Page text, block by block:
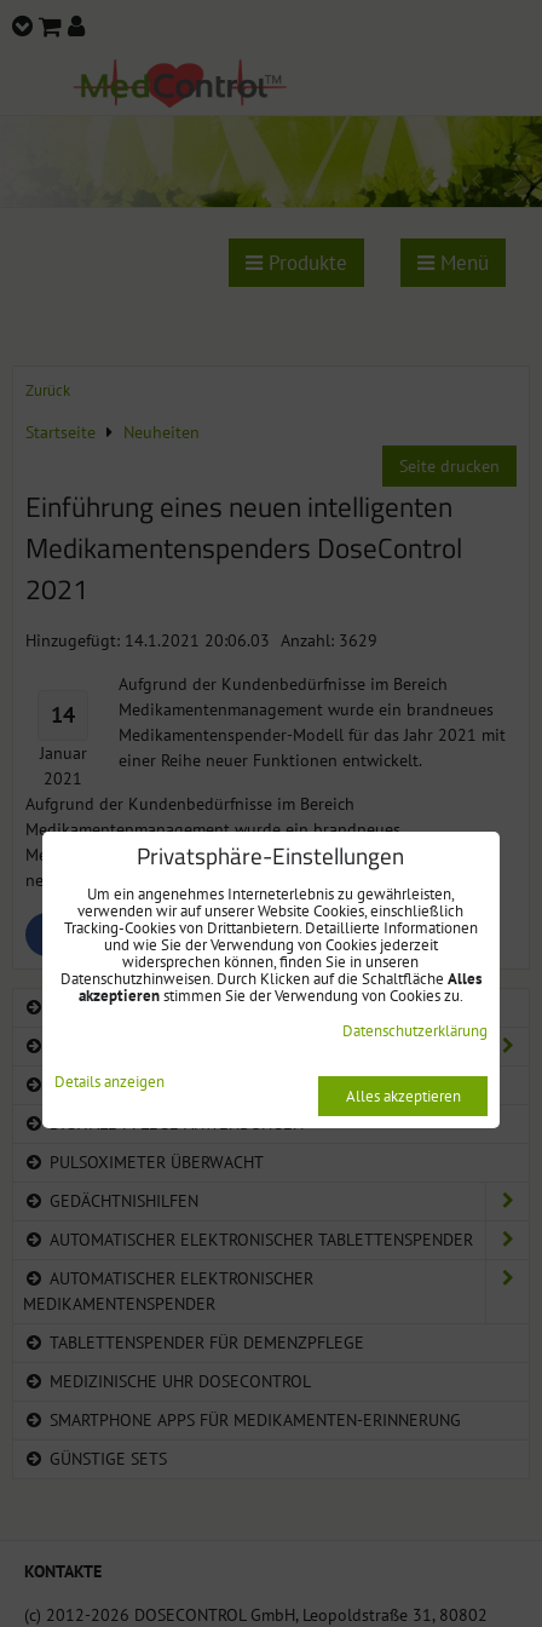
Produkte Menü
Zurück
Startseite
Neuheiten
Seite drucken
Einführung eines neuen intelligenten
Medikamentenspenders DoseControl
2021
Hinzugefügt: 14.1.2021 20:06.03 Anzahl: 3629
14
Januar
2021
Aufgrund der Kundenbedürfnisse im Bereich
Medikamentenmanagement wurde ein brandneues
Medikamentenspender-Modell für das Jahr 2021 mit
einer Reihe neuer Funktionen entwickelt.
Aufgrund der Kundenbedürfnisse im Bereich
Medikamentenmanagement wurde ein brandneues
Medikamentenspender-Modell für das Jahr 2021 mit einer Reihe
neuer Funktionen entwickelt.
FacebookTwitter BlueskyPinterestReddit LinkedInWhatsApp
E-
mail
TABLETTENBOXEN FÜR 7 TAGE
TABLETTENBOXEN MIT ALARM
DIGITALE PFLEGE ANWENDUNGEN
PULSOXIMETER ÜBERWACHT
GEDÄCHTNISHILFEN
AUTOMATISCHER ELEKTRONISCHER TABLETTENSPENDER
AUTOMATISCHER ELEKTRONISCHER
MEDIKAMENTENSPENDER
TABLETTENSPENDER FÜR DEMENZPFLEGE
MEDIZINISCHE UHR DOSECONTROL
SMARTPHONE APPS FÜR MEDIKAMENTEN-ERINNERUNG
GÜNSTIGE SETS
KONTAKTE
(c) 2012-2026 DOSECONTROL GmbH, Leopoldstraße 31, 80802
Privatsphäre-Einstellungen
Um ein angenehmes Interneterlebnis zu gewährleisten,
verwenden wir auf unserer Website Cookies, einschließlich
Tracking-Cookies von Drittanbietern. Detaillierte Informationen
und wie Sie der Verwendung von Cookies jederzeit
widersprechen können, finden Sie in unseren
Datenschutzhinweisen. Durch Klicken auf die Schaltfläche Alles
akzeptierenstimmen Sie der Verwendung von Cookies zu.
Datenschutzerklärung
Details anzeigen
Alles akzeptieren